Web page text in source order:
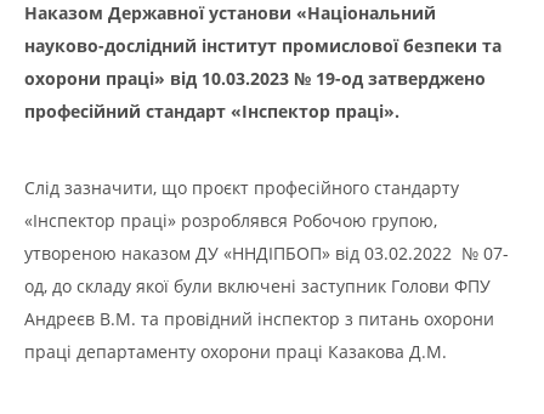
Наказом Державної установи «Національний
науково-дослідний інститут промислової безпеки та
охорони праці» від 10.03.2023 № 19-од затверджено
професійний стандарт «Інспектор праці».
Слід зазначити, що проєкт професійного стандарту
«Інспектор праці» розроблявся Робочою групою,
утвореною наказом ДУ «ННДІПБОП» від 03.02.2022 № 07-
од, до складу якої були включені заступник Голови ФПУ
Андреєв В.М. та провідний інспектор з питань охорони
праці департаменту охорони праці Казакова Д.М.